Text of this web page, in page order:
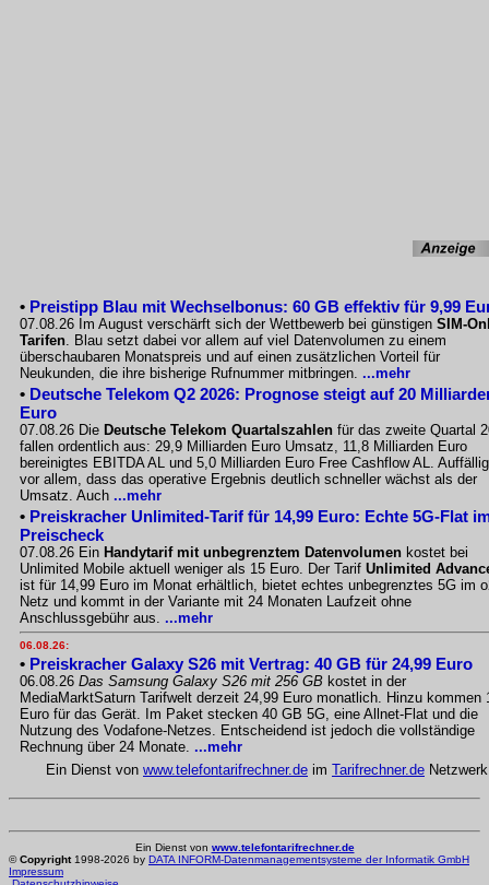
• Preistipp Blau mit Wechselbonus: 60 GB effektiv für 9,99
07.08.26 Im August verschärft sich der Wettbewerb bei günstigen SIM-
Tarifen. Blau setzt dabei vor allem auf viel Datenvolumen zu einem
überschaubaren Monatspreis und auf einen zusätzlichen Vorteil für
Neukunden, die ihre bisherige Rufnummer mitbringen. ...mehr
• Deutsche Telekom Q2 2026: Prognose steigt auf 20
Euro
07.08.26 Die Deutsche Telekom Quartalszahlen für das zweite Quartal
fallen ordentlich aus: 29,9 Milliarden Euro Umsatz, 11,8 Milliarden Euro
bereinigtes EBITDA AL und 5,0 Milliarden Euro Free Cashflow AL.
vor allem, dass das operative Ergebnis deutlich schneller wächst als der
Umsatz. Auch ...mehr
• Preiskracher Unlimited-Tarif für 14,99 Euro: Echte 5G-Flat
Preischeck
07.08.26 Ein Handytarif mit unbegrenztem Datenvolumen kostet bei
Unlimited Mobile aktuell weniger als 15 Euro. Der Tarif Unlimited
ist für 14,99 Euro im Monat erhältlich, bietet echtes unbegrenztes 5G im
Netz und kommt in der Variante mit 24 Monaten Laufzeit ohne
Anschlussgebühr aus. ...mehr
06.08.26:
• Preiskracher Galaxy S26 mit Vertrag: 40 GB für 24,99 Euro
06.08.26 Das Samsung Galaxy S26 mit 256 GB kostet in der
MediaMarktSaturn Tarifwelt derzeit 24,99 Euro monatlich. Hinzu kommen
Euro für das Gerät. Im Paket stecken 40 GB 5G, eine Allnet-Flat und die
Nutzung des Vodafone-Netzes. Entscheidend ist jedoch die vollständige
Rechnung über 24 Monate. ...mehr
Ein Dienst von www.telefontarifrechner.de im Tarifrechner.de Netzwerk
Ein Dienst von www.telefontarifrechner.de
©Copyright1998-2026 by DATA INFORM-Datenmanagementsysteme der Informatik GmbH
Impressum